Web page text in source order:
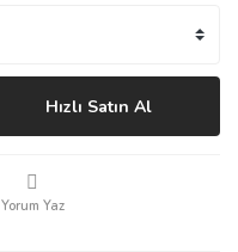
Hızlı Satın Al
Yorum Yaz